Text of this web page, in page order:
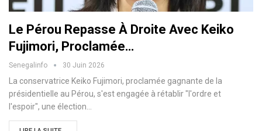
Le Pérou Repasse À Droite Avec Keiko
Fujimori, Proclamée…
Senegalinfo 30 Juin 2026
La conservatrice Keiko Fujimori, proclamée gagnante de la
présidentielle au Pérou, s'est engagée à rétablir "l'ordre et
l'espoir", une élection…